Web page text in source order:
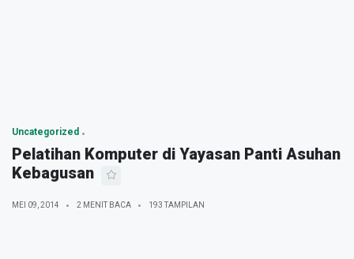
Uncategorized
Pelatihan Komputer di Yayasan Panti Asuhan
Kebagusan
MEI 09, 2014 2 MENIT BACA 193 TAMPILAN